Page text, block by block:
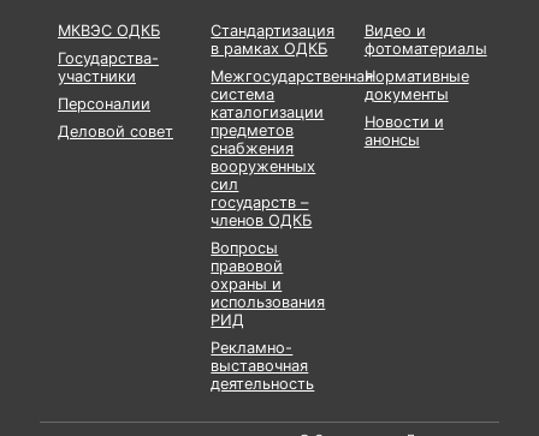
МКВЭС ОДКБ
Государства-
участники
Персоналии
Деловой совет
Стандартизация
в рамках ОДКБ
Межгосударственная
система
каталогизации
предметов
снабжения
вооруженных
сил
государств –
членов ОДКБ
Вопросы
правовой
охраны и
использования
РИД
Рекламно-
выставочная
деятельность
Видео и
фотоматериалы
Нормативные
документы
Новости и
анонсы